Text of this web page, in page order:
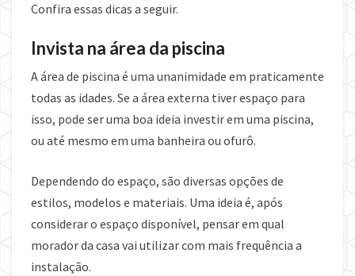
Confira essas dicas a seguir.
Invista na área da piscina
A área de piscina é uma unanimidade em praticamente
todas as idades. Se a área externa tiver espaço para
isso, pode ser uma boa ideia investir em uma piscina,
ou até mesmo em uma banheira ou ofurô.
Dependendo do espaço, são diversas opções de
estilos, modelos e materiais. Uma ideia é, após
considerar o espaço disponível, pensar em qual
morador da casa vai utilizar com mais frequência a
instalação.